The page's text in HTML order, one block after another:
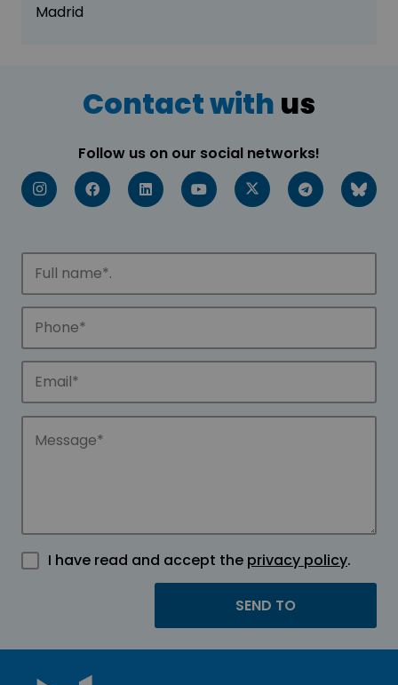
Madrid
Contact with us
Follow us on our social networks!
I have read and accept the privacy policy.